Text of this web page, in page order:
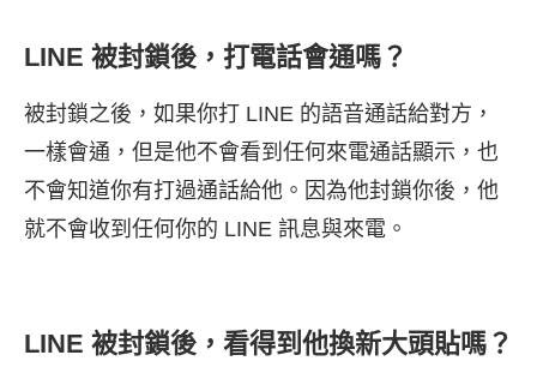
LINE 被封鎖後，打電話會通嗎？
被封鎖之後，如果你打 LINE 的語音通話給對方，
一樣會通，但是他不會看到任何來電通話顯示，也
不會知道你有打過通話給他。因為他封鎖你後，他
就不會收到任何你的 LINE 訊息與來電。
LINE 被封鎖後，看得到他換新大頭貼嗎？